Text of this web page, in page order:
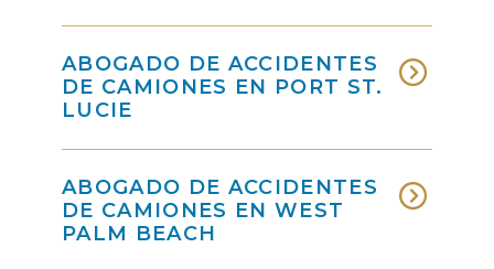
ABOGADO DE ACCIDENTES
DE CAMIONES EN PORT ST.
LUCIE
ABOGADO DE ACCIDENTES
DE CAMIONES EN WEST
PALM BEACH